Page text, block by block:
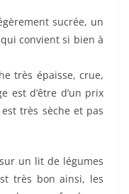
sucrée, un
convient si bien à
très épaisse, crue,
est d’être d’un prix
très sèche et pas
un lit de légumes
très bon ainsi, les